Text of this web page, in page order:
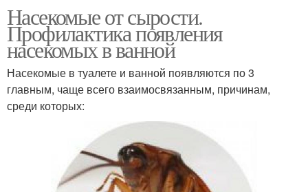
Насекомые от сырости.
Профилактика появления
насекомых в ванной
Насекомые в туалете и ванной появляются по 3
главным, чаще всего взаимосвязанным, причинам,
среди которых: